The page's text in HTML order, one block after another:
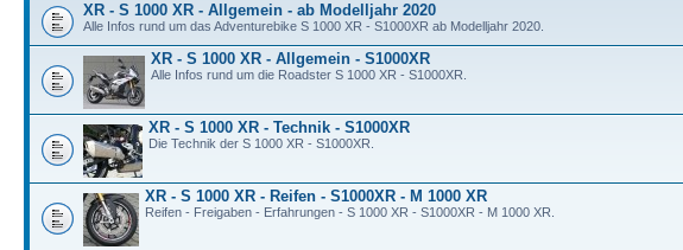
XR - S 1000 XR - Allgemein - ab Modelljahr 2020
Alle Infos rund um das Adventurebike S 1000 XR - S1000XR ab Modelljahr 2020.
XR - S 1000 XR - Allgemein - S1000XR
Alle Infos rund um die Roadster S 1000 XR - S1000XR.
XR - S 1000 XR - Technik - S1000XR
Die Technik der S 1000 XR - S1000XR.
XR - S 1000 XR - Reifen - S1000XR - M 1000 XR
Reifen - Freigaben - Erfahrungen - S 1000 XR - S1000XR - M 1000 XR.